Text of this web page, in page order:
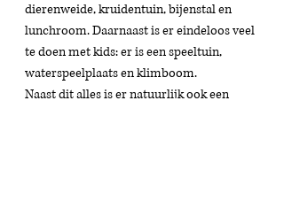
dierenweide, kruidentuin, bijenstal en
lunchroom. Daarnaast is er eindeloos veel
te doen met kids: er is een speeltuin,
waterspeelplaats en klimboom.
Naast dit alles is er natuurlijk ook een